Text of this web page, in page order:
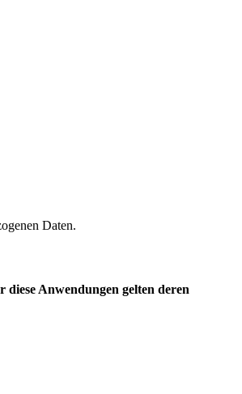
Daten.
Anwendungen gelten deren